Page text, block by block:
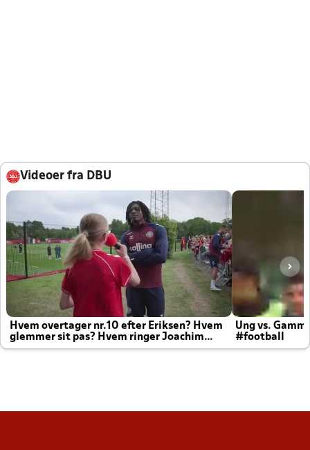
Videoer fra DBU
Hvem overtager nr.10 efter Eriksen? Hvem
glemmer sit pas? Hvem ringer Joachim
altid til efter kampe?
Ung vs.
#football